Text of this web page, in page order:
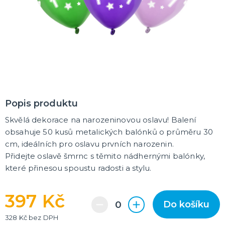
Oblečení a doplňky
Do domácnosti
Dárky podle témat
Dárky podle události
Dárky pro
DALŠÍ KATEGORIE
Dřevěné produkty
Ostatní dekorace
DALŠÍ KATEGORIE
PÁRTY DOPLŇKY
Konfety a serpentiny
Párty sety
Svíčky a dekorace dortu
Frkačky
Párty čepičky a čelenky
Šerpy
Pozvánky
Bublifuky
Lightsticky
Nažehlovačky
Fotokoutek - rekvizity
DALŠÍ KATEGORIE
SVATBA A ROZLUČKA SE SVOBODOU
Svatba
Rozlučka se svobodou
Popis produktu
Skvělá dekorace na narozeninovou oslavu! Balení
obsahuje 50 kusů metalických balónků o průměru 30
cm, ideálních pro oslavu prvních narozenin.
Přidejte oslavě šmrnc s těmito nádhernými balónky,
které přinesou spoustu radosti a stylu.
397 Kč
328 Kč bez DPH
Do košíku